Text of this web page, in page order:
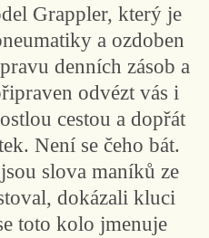
Grappler, který je
a ozdoben
denních zásob a
odvézt vás i
cestou a dopřát
Není se čeho bát.
slova maníků ze
dokázali kluci
toto kolo jmenuje